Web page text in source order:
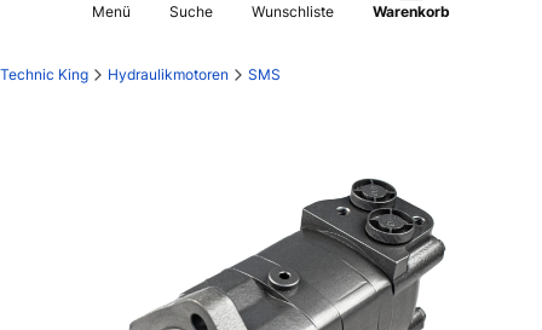
Menü Suche Wunschliste Warenkorb
Technic King Hydraulikmotoren SMS